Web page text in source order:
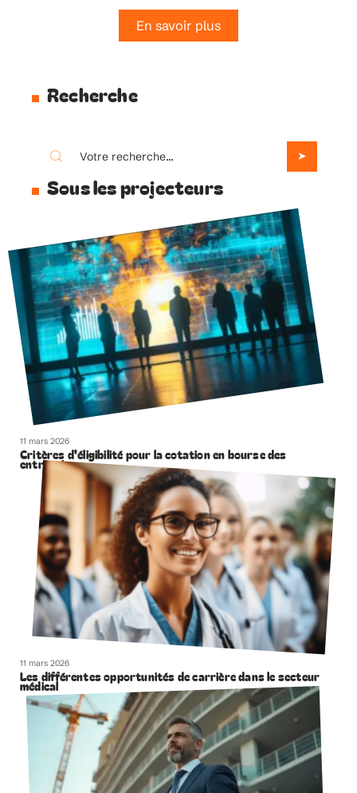
En savoir plus
Recherche
Sous les projecteurs
11 mars 2026
Critères d’éligibilité pour la cotation en bourse des
entreprises
11 mars 2026
Les différentes opportunités de carrière dans le secteur
médical